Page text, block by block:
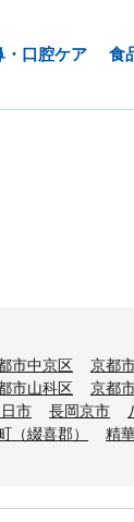
・口腔ケア 食
市中京区 京都
市山科区 京都
市 長岡京市
（綴喜郡）
精